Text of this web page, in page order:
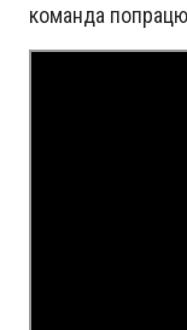
команда